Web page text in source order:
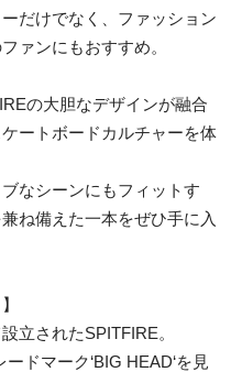
だけでなく、ファッション
ァンにもおすすめ。
の大胆なデザインが融合
ートボードカルチャーを体
なシーンにもフィットす
ね備えた一本をぜひ手に入
立されたSPITFIRE。
ドマーク‘BIG HEAD‘を見